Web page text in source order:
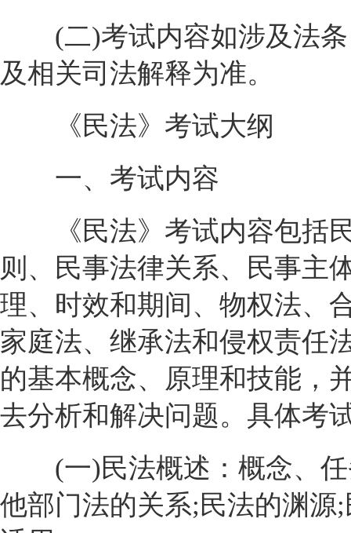
(二)考试内容如涉及法条
及相关司法解释为准。
《民法》考试大纲
一、考试内容
《民法》考试内容包括民
则、民事法律关系、民事主
理、时效和期间、物权法、
家庭法、继承法和侵权责任
的基本概念、原理和技能，
去分析和解决问题。具体考
(一)民法概述：概念、任
他部门法的关系;民法的渊源